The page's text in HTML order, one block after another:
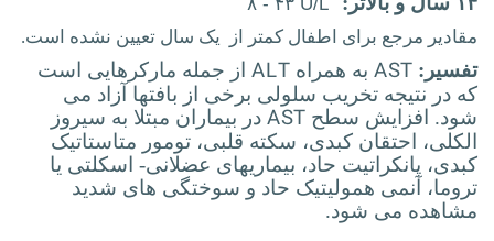
مقادیر مرجع برای اطفال کمتر از یک سال تعیین نشده است.
تفسیر: AST به همراه ALT از جمله مارکرهایی است
که در نتیجه تخریب سلولی برخی از بافتها آزاد می
شود. افزایش سطح AST در بیماران مبتلا به سیروز
الکلی، احتقان کبدی، سکته قلبی، تومور متاستاتیک
کبدی، پانکراتیت حاد، بیماریهای عضلانی- اسکلتی یا
تروما، آنمی همولیتیک حاد و سوختگی های شدید
مشاهده می شود.